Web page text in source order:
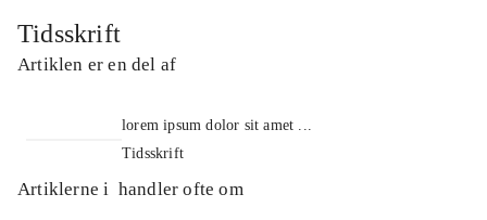
Tidsskrift
Artiklen er en del af
lorem ipsum dolor sit amet ...
Tidsskrift
Artiklerne i handler ofte om